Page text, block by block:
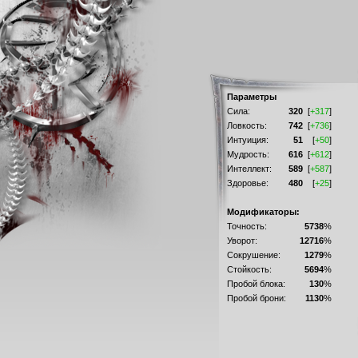
Параметры
Сила:
320 [+317]
Ловкость:
742 [+736]
Интуиция:
51 [+50]
Мудрость:
616 [+612]
Интеллект:
589 [+587]
Здоровье:
480 [+25]
Модификаторы:
Точность:
5738%
Уворот:
12716%
Сокрушение:
1279%
Стойкость:
5694%
Пробой блока:
130%
Пробой брони:
1130%